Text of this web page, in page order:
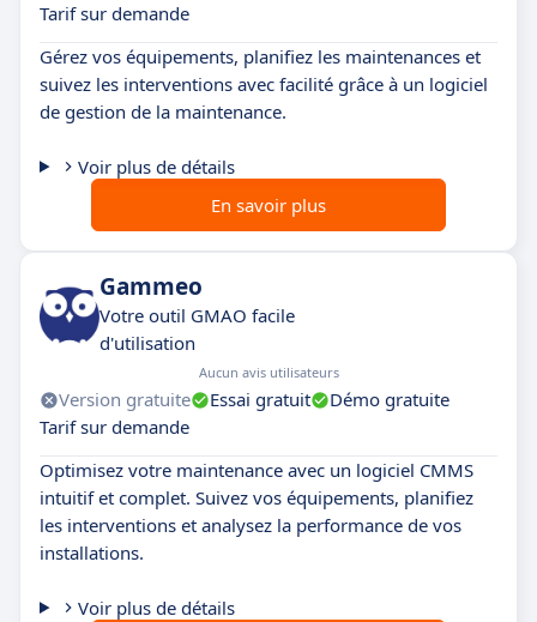
Tarif sur demande
Gérez vos équipements, planifiez les maintenances et
suivez les interventions avec facilité grâce à un logiciel
de gestion de la maintenance.
Voir plus de détails
En savoir plus
Gammeo
Votre outil GMAO facile
d'utilisation
Aucun avis utilisateurs
Version gratuite Essai gratuit
Démo gratuite
Tarif sur demande
Optimisez votre maintenance avec un logiciel CMMS
intuitif et complet. Suivez vos équipements, planifiez
les interventions et analysez la performance de vos
installations.
Voir plus de détails